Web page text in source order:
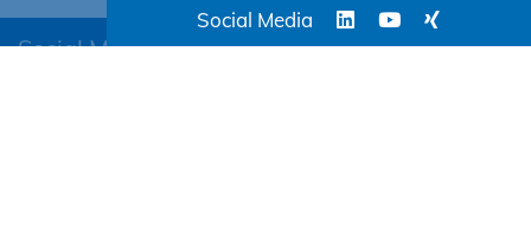
Social Media
Social Media